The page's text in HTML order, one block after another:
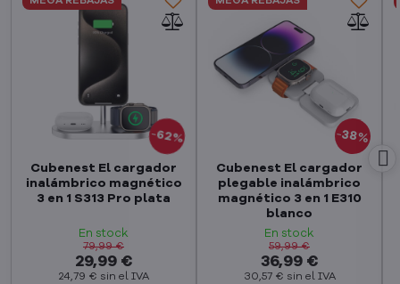
62%
Cubenest El cargador
inalámbrico magnético
3 en 1 S313 Pro plata
En stock
29,99 €
24,79 € sin el IVA
79,99 €
38%
Cubenest El cargador
plegable inalámbrico
magnético 3 en 1 E310
blanco
En stock
36,99 €
30,57 € sin el IVA
59,99 €